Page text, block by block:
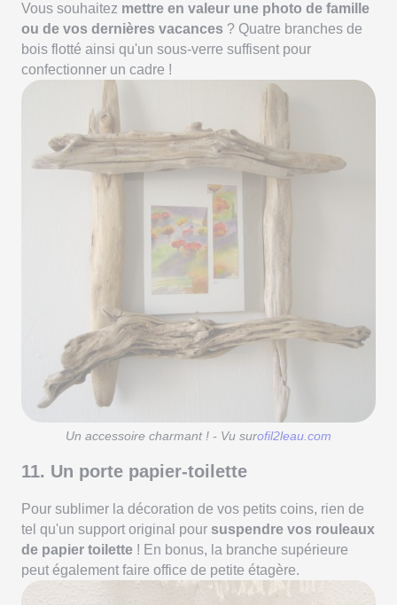
Vous souhaitez mettre en valeur une photo de famille
ou de vos dernières vacances ? Quatre branches de
bois flotté ainsi qu'un sous-verre suffisent pour
confectionner un cadre !
Un accessoire charmant ! - Vu surofil2leau.com
11. Un porte papier-toilette
Pour sublimer la décoration de vos petits coins, rien de
tel qu'un support original pour suspendre vos rouleaux
de papier toilette ! En bonus, la branche supérieure
peut également faire office de petite étagère.